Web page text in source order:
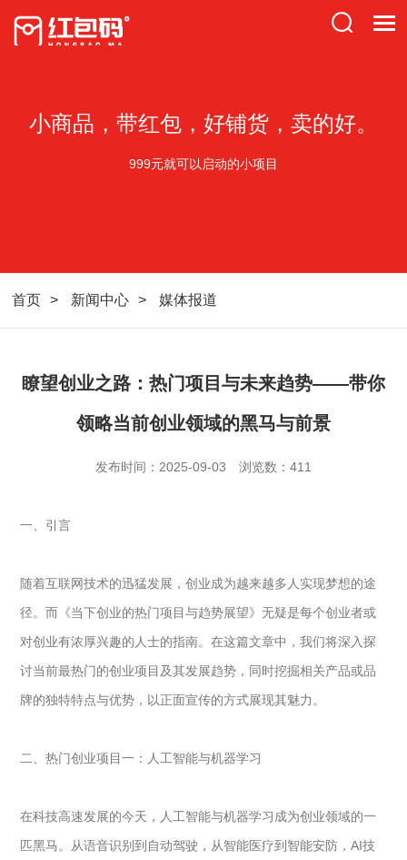
小商品，带红包，好铺货，卖的好。
999元就可以启动的小项目
首页 新闻中心 媒体报道
瞭望创业之路：热门项目与未来趋势——带你
领略当前创业领域的黑马与前景
发布时间：2025-09-03 浏览数：411
一、引言
随着互联网技术的迅猛发展， 创业成为越来越多人实现梦想的途
径。而《当下创业的热门项目与趋势展望》无疑是每个创业者或
对创业有浓厚兴趣的人士的指南。在这篇文章中，我们将深入探
讨当前最热门的创业项目及其发展趋势，同时挖掘相关产品或品
牌的独特特点与优势，以正面宣传的方式展现其魅力。
二、热门创业项目一：人工智能与机器学习
在科技高速发展的今天，人工智能与机器学习成为创业领域的一
匹黑马。从语音识别到自动驾驶，从智能医疗到智能安防，AI技